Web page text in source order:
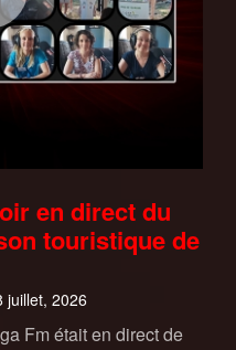
en direct du
touristique de
juillet, 2026
Fm était en direct de